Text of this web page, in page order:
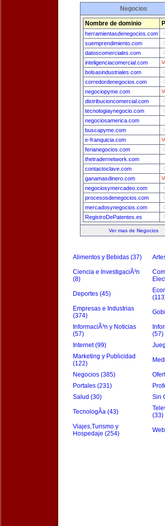
Negocios
Nombre de dominio
herramientasdenegocios.com
suemprendimiento.com
datoscomerciales.com
inteligenciacomercial.com
bolsasindustriales.com
corredordenegocios.com
negociopyme.com
distribucioncomercial.com
tecnologiaynegocio.com
negociosamerica.com
buscapyme.com
e-franquicia.com
ferianegocios.com
thetradernetwork.com
contactoclave.com
ganamasdinero.com
negociosymercadeo.com
procesosdenegocios.com
mercadosynegocios.com
RegistroDePatentes.es
Ver mas de Negocios
Alimentos y Bebidas (37)
Ciencia e InvestigaciÃ³n
(8)
Deportes (45)
Empresas e Industrias
(374)
InformaciÃ³n y Noticias
(57)
(57)
Internet (99)
Marketing y Publicidad
(122)
Negocios (385)
Portales (231)
Salud (30)
Sin
TecnologÃ­a (43)
(33)
Viajes,Turismo y
Hospedaje (254)